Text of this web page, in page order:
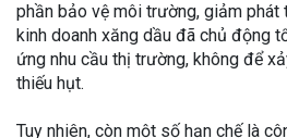
phần bảo vệ môi trường, giảm phát
kinh doanh xăng dầu đã chủ động
ứng nhu cầu thị trường, không để
thiếu hụt.
Tuy nhiên, còn một số hạn chế là